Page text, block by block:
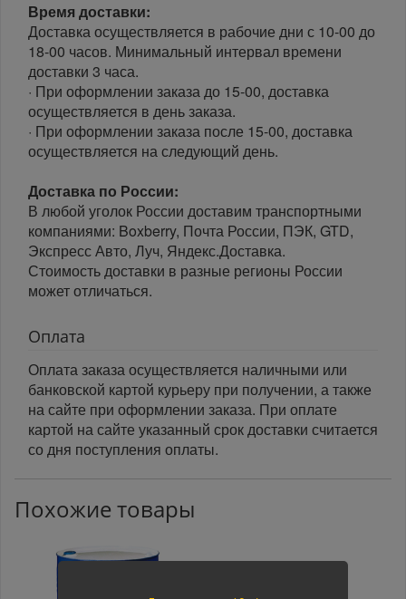
Время доставки:
Доставка осуществляется в рабочие дни с 10-00 до
18-00 часов. Минимальный интервал времени
доставки 3 часа.
· При оформлении заказа до 15-00, доставка
осуществляется в день заказа.
· При оформлении заказа после 15-00, доставка
осуществляется на следующий день.
Доставка по России:
В любой уголок России доставим транспортными
компаниями: Boxberry, Почта России, ПЭК, GTD,
Экспресс Авто, Луч, Яндекс.Доставка.
Стоимость доставки в разные регионы России
может отличаться.
Оплата
Оплата заказа осуществляется наличными или
банковской картой курьеру при получении, а также
на сайте при оформлении заказа. При оплате
картой на сайте указанный срок доставки считается
со дня поступления оплаты.
Похожие товары